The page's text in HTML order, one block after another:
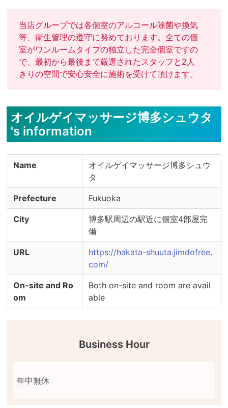
て頂けます！
福岡(博多駅周辺の駅近の各個室)と大阪で現金日払いアル
バイトの求人募集中です！
当店グループでは各個室のアルコール除菌や換気
等、衛生管理の遵守に努めております。全ての個
室がワンルームタイプの独立した完全個室ですの
で、最初から最後まで厳選されたスタッフと2人
オイルゲイマッサージ博多シュウタ
's information
Name
オイルゲイマッサージ博多シュウ
タ
Prefecture Fukuoka
City
博多駅周辺の駅近に個室4部屋完
備
URL
https://hakata-shuuta.jimdofree.
com/
On-site and Ro
om
Both on-site and room are avail
able
Business Hour
年中無休